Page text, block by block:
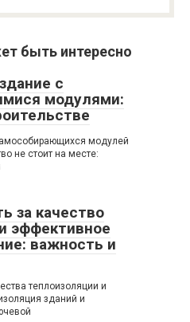
быть интересно
с
модулями:
модулей
не стоит на месте:
за качество
эффективное
важность и
теплоизоляции и
зданий и